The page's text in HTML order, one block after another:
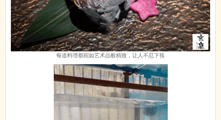
每道料理都宛如艺术品般精致，让人不忍下筷